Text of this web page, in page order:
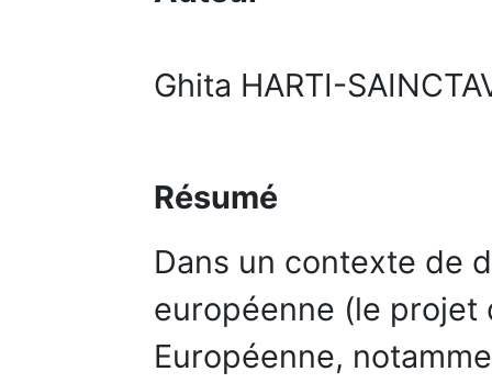
Ghita HARTI-
Résumé
Dans un contexte de
européenne (le projet
Européenne,